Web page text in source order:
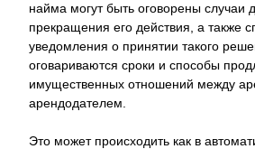
найма могут быть оговорены случаи
прекращения его действия, а также
уведомления о принятии такого
оговариваются сроки и способы
имущественных отношений между
арендодателем.
Это может происходить как в